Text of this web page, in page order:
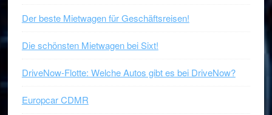
Der beste Mietwagen für Geschäftsreisen!
Die schönsten Mietwagen bei Sixt!
DriveNow-Flotte: Welche Autos gibt es bei DriveNow?
Europcar CDMR